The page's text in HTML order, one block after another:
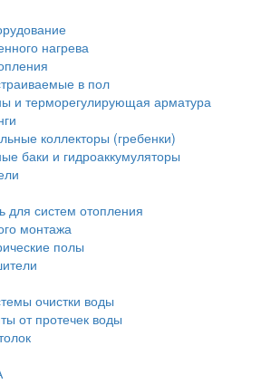
нагрева
в пол
и терморегулирующая арматура
коллекторы (гребенки)
баки и гидроаккумуляторы
для систем отопления
монтажа
полы
очистки воды
от протечек воды